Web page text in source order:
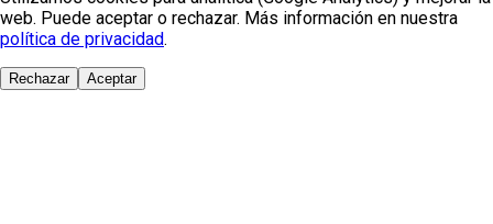
web. Puede aceptar o rechazar. Más información en nuestra
política de privacidad.
Rechazar Aceptar